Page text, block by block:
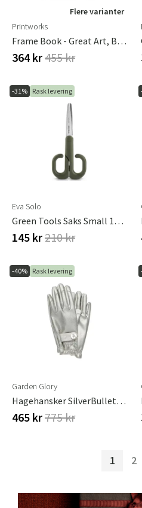
Flere varianter
Printworks
Frame Book - Great Art, Black
364 kr455 kr
-31% Rask levering
Eva Solo
Green Tools Saks Small 16 Cm
145 kr210 kr
-40% Rask levering
Garden Glory
Hagehansker SilverBullet Small
465 kr775 kr
1 2